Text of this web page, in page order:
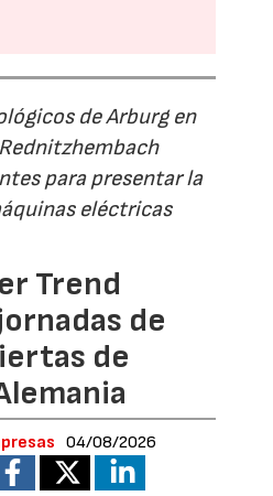
de Arburg en
para presentar la
eléctricas
Trend
de
de
04/08/2026